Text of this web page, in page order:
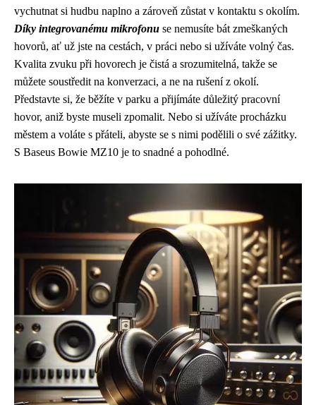
vychutnat si hudbu naplno a zároveň zůstat v kontaktu s okolím.
Díky integrovanému mikrofonu se nemusíte bát zmeškaných
hovorů, ať už jste na cestách, v práci nebo si užíváte volný čas.
Kvalita zvuku při hovorech je čistá a srozumitelná, takže se
můžete soustředit na konverzaci, a ne na rušení z okolí.
Představte si, že běžíte v parku a přijímáte důležitý pracovní
hovor, aniž byste museli zpomalit. Nebo si užíváte procházku
městem a voláte s přáteli, abyste se s nimi podělili o své zážitky.
S Baseus Bowie MZ10 je to snadné a pohodlné.